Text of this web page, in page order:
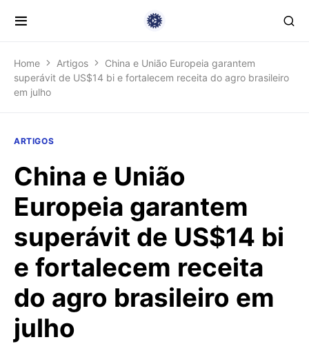
Home Artigos
China e União Europeia garantem
superávit de US$14 bi e fortalecem receita do agro brasileiro
em julho
ARTIGOS
China e União
Europeia garantem
superávit de US$14 bi
e fortalecem receita
do agro brasileiro em
julho